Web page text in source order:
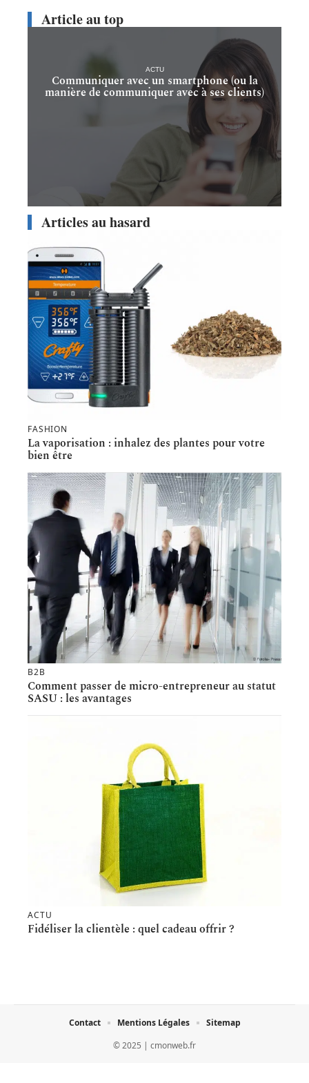
Article au top
ACTU
Communiquer avec un smartphone (ou la
manière de communiquer avec à ses clients)
Articles au hasard
FASHION
La vaporisation : inhalez des plantes pour votre
bien être
B2B
Comment passer de micro-entrepreneur au statut
SASU : les avantages
ACTU
Fidéliser la clientèle : quel cadeau offrir ?
© 2025 | cmonweb.fr
Contact Mentions Légales Sitemap